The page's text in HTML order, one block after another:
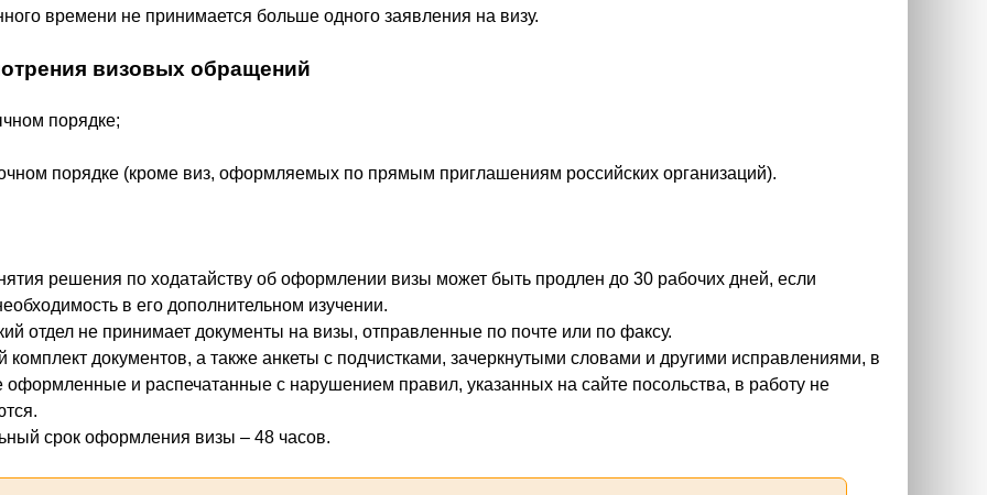
времени не принимается больше одного заявления на визу.
визовых обращений
порядке;
порядке (кроме виз, оформляемых по прямым приглашениям российских организаций).
решения по ходатайству об оформлении визы может быть продлен до 30 рабочих дней, если
в его дополнительном изучении.
отдел не принимает документы на визы, отправленные по почте или по факсу.
комплект документов, а также анкеты с подчистками, зачеркнутыми словами и другими исправлениями, в
оформленные и распечатанные с нарушением правил, указанных на сайте посольства, в работу не
срок оформления визы – 48 часов.